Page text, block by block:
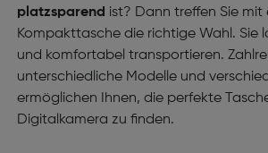
platzsparend ist? Dann treffen Sie mit
Kompakttasche die richtige Wahl. Sie
und komfortabel transportieren.
unterschiedliche Modelle und
ermöglichen Ihnen, die perfekte
Digitalkamera zu finden.